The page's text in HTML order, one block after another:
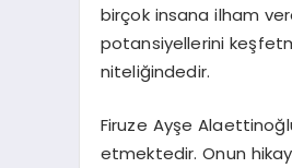
birçok insana ilham
potansiyellerini
niteliğindedir.
Firuze Ayşe
etmektedir. Onun